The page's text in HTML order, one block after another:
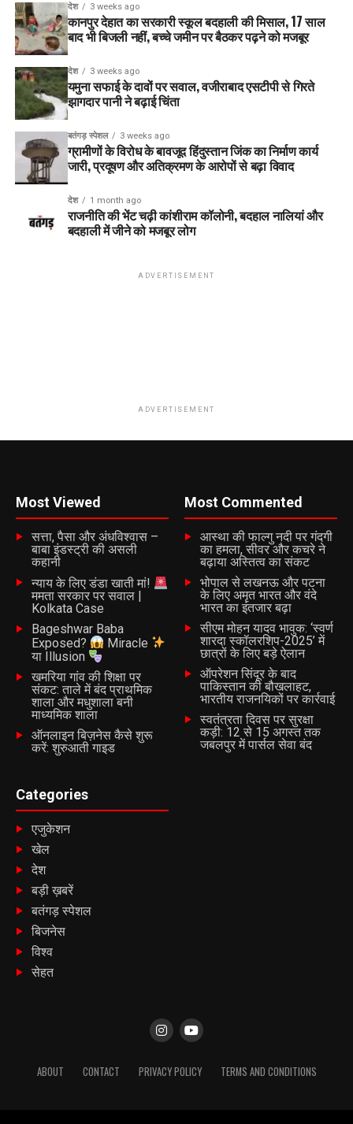
देश 3 weeks ago
कानपुर देहात का सरकारी स्कूल बदहाली की मिसाल, 17 साल
बाद भी बिजली नहीं, बच्चे जमीन पर बैठकर पढ़ने को मजबूर
देश 3 weeks ago
यमुना सफाई के दावों पर सवाल, वजीराबाद एसटीपी से गिरते
झागदार पानी ने बढ़ाई चिंता
बतंगड़ स्पेशल 3 weeks ago
ग्रामीणों के विरोध के बावजूद हिंदुस्तान जिंक का निर्माण कार्य
जारी, प्रदूषण और अतिक्रमण के आरोपों से बढ़ा विवाद
देश 1 month ago
राजनीति की भेंट चढ़ी कांशीराम कॉलोनी, बदहाल नालियां और
बदहाली में जीने को मजबूर लोग
ADVERTISEMENT
ADVERTISEMENT
Most Viewed
सत्ता, पैसा और अंधविश्वास –
बाबा इंडस्ट्री की असली
कहानी
न्याय के लिए डंडा खाती मां!
ममता सरकार पर सवाल |
Kolkata Case
Bageshwar Baba
Exposed?
Miracle
या Illusion
खमरिया गांव की शिक्षा पर
संकट: ताले में बंद प्राथमिक
शाला और मधुशाला बनी
माध्यमिक शाला
ऑनलाइन बिज़नेस कैसे शुरू
करें: शुरुआती गाइड
Most Commented
आस्था की फाल्गु नदी पर गंदगी
का हमला, सीवर और कचरे ने
बढ़ाया अस्तित्व का संकट
भोपाल से लखनऊ और पटना
के लिए अमृत भारत और वंदे
भारत का इंतजार बढ़ा
सीएम मोहन यादव भावुक: ‘स्वर्ण
शारदा स्कॉलरशिप-2025’ में
छात्रों के लिए बड़े ऐलान
ऑपरेशन सिंदूर के बाद
पाकिस्तान की बौखलाहट,
भारतीय राजनयिकों पर कार्रवाई
स्वतंत्रता दिवस पर सुरक्षा
कड़ी: 12 से 15 अगस्त तक
जबलपुर में पार्सल सेवा बंद
Categories
एजुकेशन
खेल
देश
बड़ी ख़बरें
बतंगड़ स्पेशल
बिजनेस
विश्व
सेहत
ABOUT CONTACT PRIVACY POLICY TERMS AND CONDITIONS